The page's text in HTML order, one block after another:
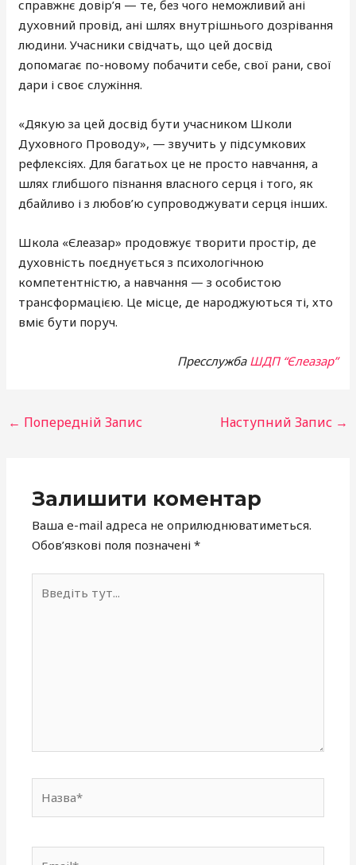
справжнє довір’я — те, без чого неможливий ані
духовний провід, ані шлях внутрішнього дозрівання
людини. Учасники свідчать, що цей досвід
допомагає по-новому побачити себе, свої рани, свої
дари і своє служіння.
«Дякую за цей досвід бути учасником Школи
Духовного Проводу», — звучить у підсумкових
рефлексіях. Для багатьох це не просто навчання, а
шлях глибшого пізнання власного серця і того, як
дбайливо і з любов’ю супроводжувати серця інших.
Школа «Єлеазар» продовжує творити простір, де
духовність поєднується з психологічною
компетентністю, а навчання — з особистою
трансформацією. Це місце, де народжуються ті, хто
вміє бути поруч.
Пресслужба ШДП “Єлеазар”
← Попередній Запис Наступний Запис →
Залишити коментар
Ваша e-mail адреса не оприлюднюватиметься.
Обов’язкові поля позначені*
тут...